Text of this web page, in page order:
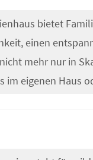
bietet
einen
mehr nur in
im eigenen Haus